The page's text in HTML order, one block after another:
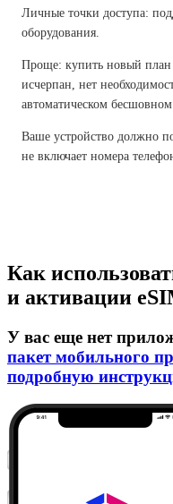
Личные точки доступа:
оборудования.
Проще: купить новый план
исчерпан, нет
автоматическом
Ваше устройство должно
не включает номера
Как
и активации
У вас еще нет
пакет мобильного
подробную